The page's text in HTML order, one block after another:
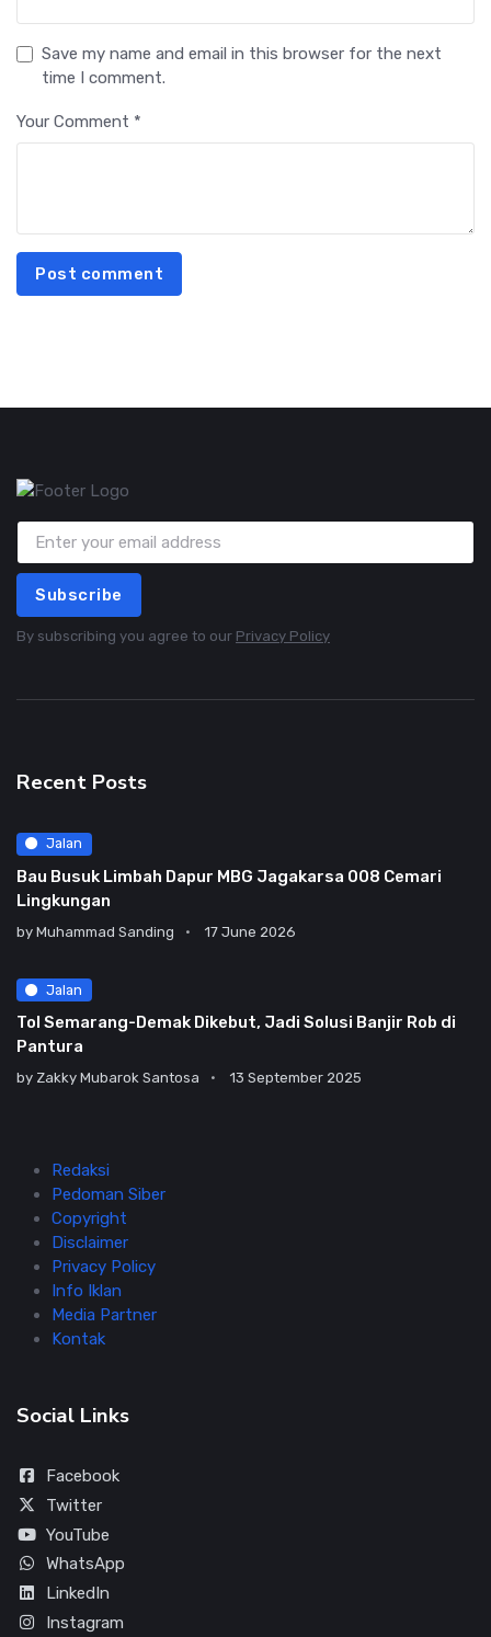
Save my name and email in this browser for the next
time I comment.
Your Comment *
Post comment
Subscribe
By subscribing you agree to our Privacy Policy
Recent Posts
Jalan
Bau Busuk Limbah Dapur MBG Jagakarsa 008 Cemari
Lingkungan
by Muhammad Sanding 17 June 2026
Jalan
Tol Semarang-Demak Dikebut, Jadi Solusi Banjir Rob di
Pantura
by Zakky Mubarok Santosa 13 September 2025
Redaksi
Pedoman Siber
Copyright
Disclaimer
Privacy Policy
Info Iklan
Media Partner
Kontak
Social Links
Facebook
Twitter
YouTube
WhatsApp
LinkedIn
Instagram